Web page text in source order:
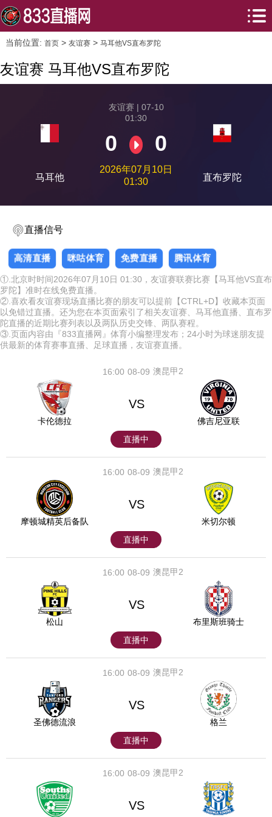
当前位置: 首页> 友谊赛> 马耳他VS直布罗陀
友谊赛 马耳他VS直布罗陀
马耳他
友谊赛 | 07-10
01:30
0 0
2026年07月10日
01:30
直布罗陀
直播信号
高清直播 咪咕体育 免费直播 腾讯体育
①.北京时时间2026年07月10日 01:30，友谊赛联赛比赛【马耳他VS直布
罗陀】准时在线免费直播。
②.喜欢看友谊赛现场直播比赛的朋友可以提前【CTRL+D】收藏本页面
以免错过直播。还为您在本页面索引了相关友谊赛、马耳他直播、直布罗
陀直播的近期比赛列表以及两队历史交锋、两队赛程。
③.页面内容由『833直播网』体育小编整理发布；24小时为球迷朋友提
供最新的体育赛事直播、足球直播，友谊赛直播。
08-09
16:00 澳昆甲2
卡伦德拉
VS
佛吉尼亚联
直播中
08-09
16:00 澳昆甲2
摩顿城精英后备队
VS
米切尔顿
直播中
08-09
16:00 澳昆甲2
松山
VS
布里斯班骑士
直播中
08-09
16:00 澳昆甲2
圣佛德流浪
VS
格兰
直播中
08-09
16:00 澳昆甲2
VS